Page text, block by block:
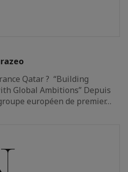
Qatar ? “Building
Global Ambitions” Depuis
européen de premier…